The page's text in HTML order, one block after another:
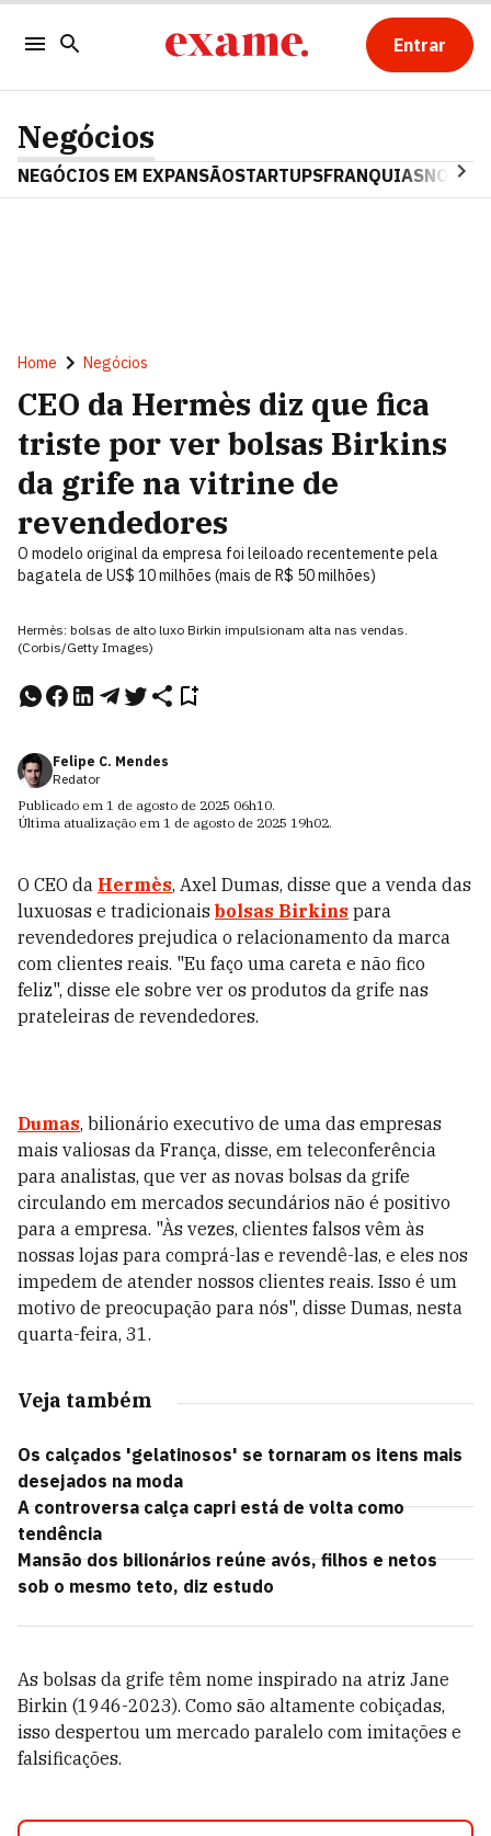
Entrar
Negócios
NEGÓCIOS EM EXPANSÃOSTARTUPSFRANQUIAS
Home Negócios
CEO da Hermès diz que fica
triste por ver bolsas Birkins
da grife na vitrine de
revendedores
O modelo original da empresa foi leiloado recentemente pela
bagatela de US$ 10 milhões (mais de R$ 50 milhões)
Hermès: bolsas de alto luxo Birkin impulsionam alta nas vendas.
(Corbis/Getty Images)
Felipe C. Mendes
Redator
Publicado em 1 de agosto de 2025 06h10.
Última atualização em 1 de agosto de 2025 19h02.
O CEO da Hermès, Axel Dumas, disse que a venda das
luxuosas e tradicionais bolsas Birkins para
revendedores prejudica o relacionamento da marca
com clientes reais. "Eu faço uma careta e não fico
feliz", disse ele sobre ver os produtos da grife nas
prateleiras de revendedores.
Dumas, bilionário executivo de uma das empresas
mais valiosas da França, disse, em teleconferência
para analistas, que ver as novas bolsas da grife
circulando em mercados secundários não é positivo
para a empresa. "Às vezes, clientes falsos vêm às
nossas lojas para comprá-las e revendê-las, e eles nos
impedem de atender nossos clientes reais. Isso é um
motivo de preocupação para nós", disse Dumas, nesta
quarta-feira, 31.
Veja também
Os calçados 'gelatinosos' se tornaram os itens mais
desejados na moda
A controversa calça capri está de volta como
tendência
Mansão dos bilionários reúne avós, filhos e netos
sob o mesmo teto, diz estudo
As bolsas da grife têm nome inspirado na atriz Jane
Birkin (1946-2023). Como são altamente cobiçadas,
isso despertou um mercado paralelo com imitações e
falsificações.